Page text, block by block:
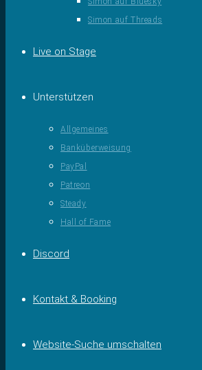
Simon auf Threads
Live on Stage
Unterstützen
Allgemeines
Banküberweisung
PayPal
Patreon
Steady
Hall of Fame
Discord
Kontakt & Booking
Website-Suche umschalten